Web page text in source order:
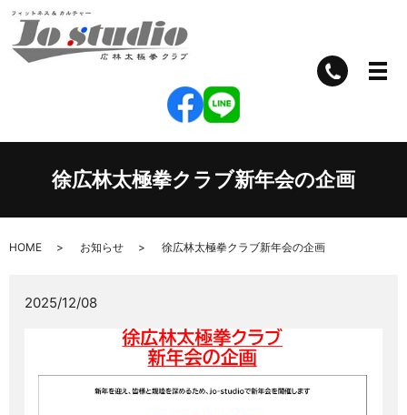
徐広林太極拳クラブ新年会の企画
HOME お知らせ 徐広林太極拳クラブ新年会の企画
2025/12/08